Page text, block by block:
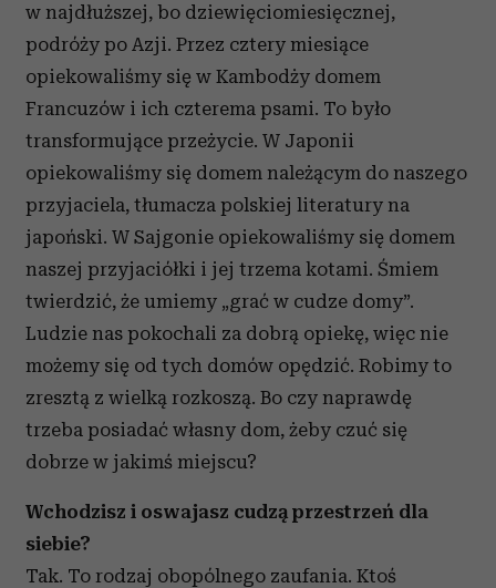
w najdłuższej, bo dziewięciomiesięcznej,
podróży po Azji. Przez cztery miesiące
opiekowaliśmy się w Kambodży domem
Francuzów i ich czterema psami. To było
transformujące przeżycie. W Japonii
opiekowaliśmy się domem należącym do naszego
przyjaciela, tłumacza polskiej literatury na
japoński. W Sajgonie opiekowaliśmy się domem
naszej przyjaciółki i jej trzema kotami. Śmiem
twierdzić, że umiemy „grać w cudze domy”.
Ludzie nas pokochali za dobrą opiekę, więc nie
możemy się od tych domów opędzić. Robimy to
zresztą z wielką rozkoszą. Bo czy naprawdę
trzeba posiadać własny dom, żeby czuć się
dobrze w jakimś miejscu?
Wchodzisz i oswajasz cudzą przestrzeń dla
siebie?
Tak. To rodzaj obopólnego zaufania. Ktoś